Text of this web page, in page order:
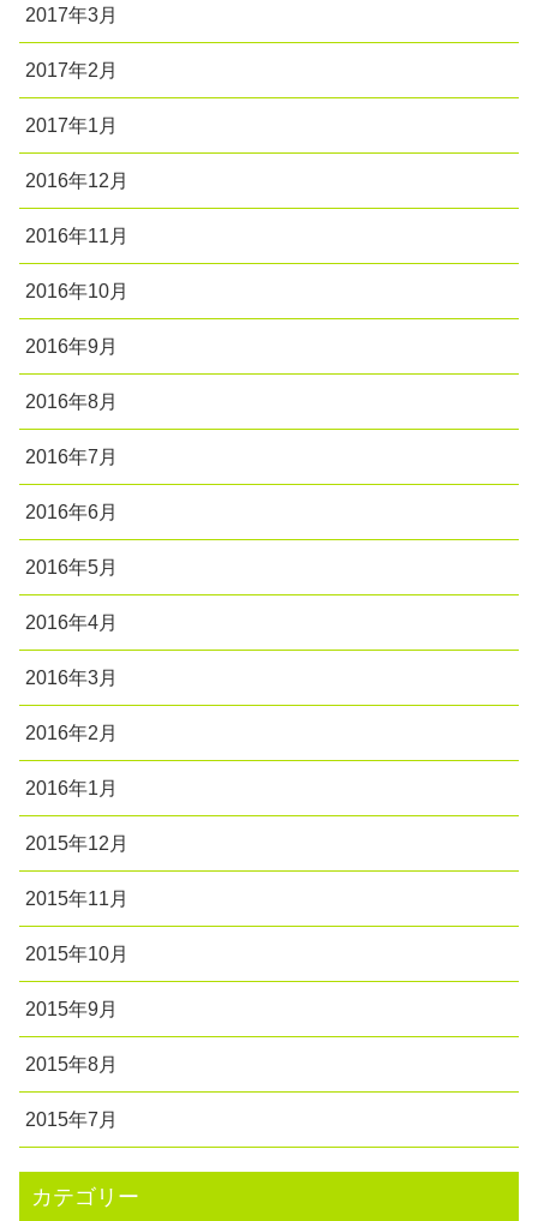
2017年3月
2017年2月
2017年1月
2016年12月
2016年11月
2016年10月
2016年9月
2016年8月
2016年7月
2016年6月
2016年5月
2016年4月
2016年3月
2016年2月
2016年1月
2015年12月
2015年11月
2015年10月
2015年9月
2015年8月
2015年7月
カテゴリー